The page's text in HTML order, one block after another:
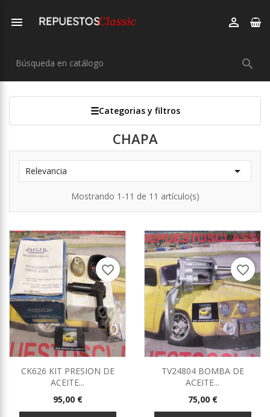
 

Categorias y filtros
CHAPA
Relevancia 
Mostrando 1-11 de 11 artículo(s)
CK626 KIT PRESION DE
ACEITE...
Precio
95,00 €
favorite_border
TV24804 BOMBA DE
ACEITE...
Precio
75,00 €
favorite_border